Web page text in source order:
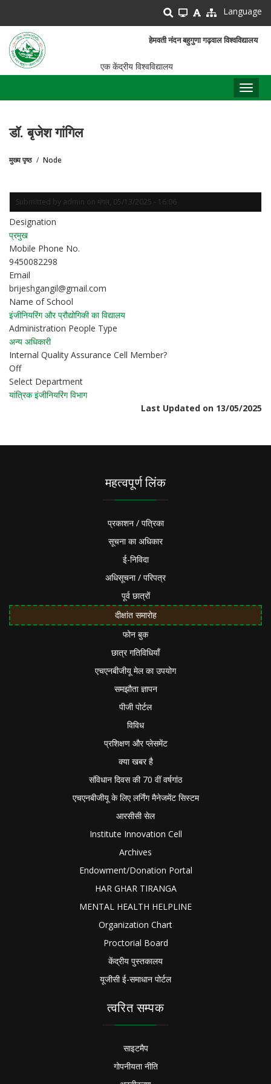
main
content
Language
हेमवती नंदन बहुगुणा गढ़वाल विश्वविद्यालय
एक केंद्रीय विश्वविद्यालय
डॉ. बृजेश गांगिल
मुख्य पृष्ठ Node
Submitted by admin on मंगल, 05/13/2025 - 16:06
Designation
प्रमुख
Mobile Phone No.
9450082298
Email
brijeshgangil@gmail.com
Name of School
इंजीनियरिंग और प्रौद्योगिकी का विद्यालय
Administration People Type
अन्य अधिकारी
Internal Quality Assurance Cell Member?
Off
Select Department
यांत्रिक इंजीनियरिंग विभाग
Last Updated on 13/05/2025
महत्वपूर्ण लिंक
प्रकाशन / पत्रिका
सूचना का अधिकार
ई-निविदा
अधिसूचना / परिपत्र
पूर्व छात्रों
दीक्षांत समारोह
फोन बुक
छात्र गतिविधियाँ
एचएनबीजीयू मेल का उपयोग
समझौता ज्ञापन
पीजी पोर्टल
विविध
प्रशिक्षण और प्लेसमेंट
क्या खबर है
संविधान दिवस की 70 वीं वर्षगांठ
एचएनबीजीयू के लिए लर्निंग मैनेजमेंट सिस्टम
आरसीसी सेल
Institute Innovation Cell
Archives
Endowment/Donation Portal
HAR GHAR TIRANGA
MENTAL HEALTH HELPLINE
Organization Chart
Proctorial Board
केंद्रीय पुस्तकालय
यूजीसी ई-समाधान पोर्टल
त्वरित सम्पक
साइटमैप
गोपनीयता नीति